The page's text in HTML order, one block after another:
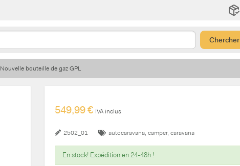
Chercher
Nouvelle bouteille de gaz GPL
549,99 € IVA inclus
2502_01 autocaravana camper caravana
En stock! Expédition en 24-48h !